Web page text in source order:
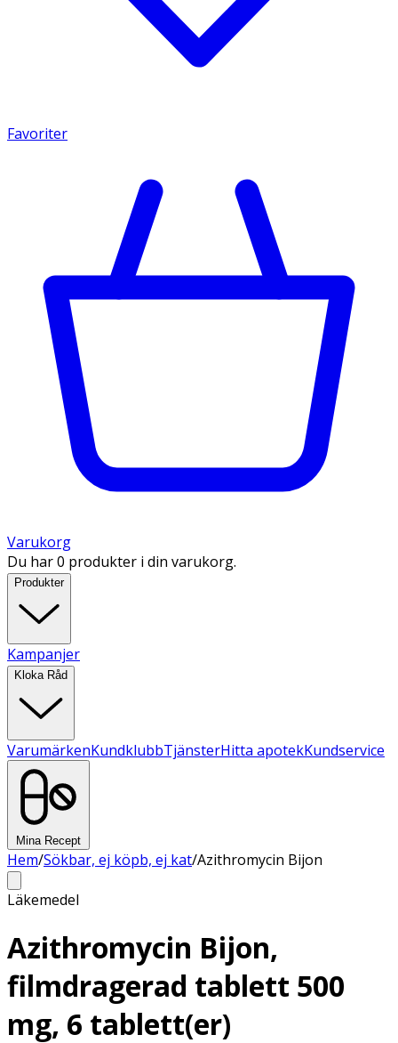
Favoriter
Varukorg
Du har 0 produkter i din varukorg.
Produkter
Kampanjer
Kloka Råd
VarumärkenKundklubbTjänsterHitta apotekKundservice
Mina Recept
Hem/Sökbar, ej köpb, ej kat/Azithromycin Bijon
Läkemedel
Azithromycin Bijon,
filmdragerad tablett 500
mg, 6 tablett(er)